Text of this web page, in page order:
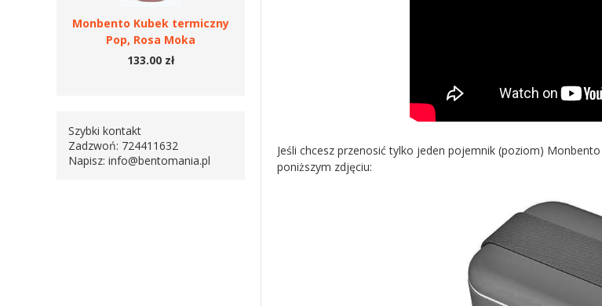
Jeśli chcesz przenosić tylko jeden pojemnik (poziom)
poniższym zdjęciu:
Monbento Kubek termiczny
Pop, Rosa Moka
133.00 zł
Szybki kontakt
Zadzwoń: 724411632
Napisz: info@bentomania.pl